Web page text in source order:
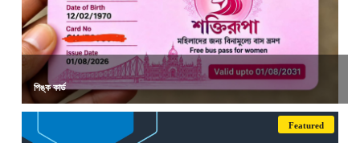
পিঙ্ক কার্ড
Featured